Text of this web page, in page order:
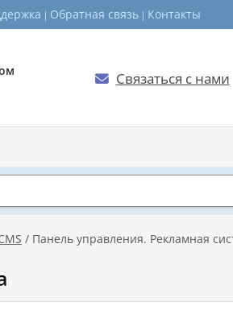
Обратная связь Контакты
 Связаться с нами
/ Панель управления. Рекламная